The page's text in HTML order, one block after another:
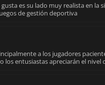
es su lado muy realista en la
de gestión deportiva
a los jugadores
los entusiastas apreciarán el nivel